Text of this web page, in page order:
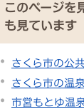
このページを
も見ています
さくら市の公
さくら市の温
市営もとゆ温泉